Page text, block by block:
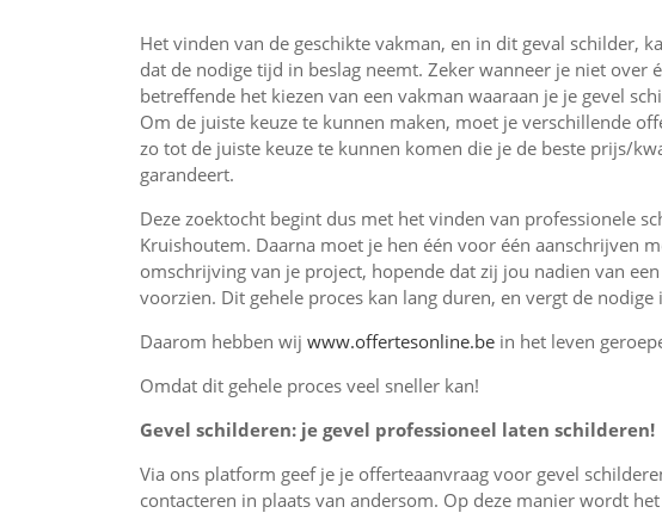
Het vinden van de geschikte vakman, en in dit geval schilder,
dat de nodige tijd in beslag neemt. Zeker wanneer je niet over
betreffende het kiezen van een vakman waaraan je je gevel
Om de juiste keuze te kunnen maken, moet je verschillende
zo tot de juiste keuze te kunnen komen die je de beste prijs/
garandeert.
Deze zoektocht begint dus met het vinden van professionele
Kruishoutem. Daarna moet je hen één voor één aanschrijven
omschrijving van je project, hopende dat zij jou nadien van
voorzien. Dit gehele proces kan lang duren, en vergt de nodige
Daarom hebben wij www.offertesonline.be in het leven
Omdat dit gehele proces veel sneller kan!
Gevel schilderen: je gevel professioneel laten schilderen!
Via ons platform geef je je offerteaanvraag voor gevel
contacteren in plaats van andersom. Op deze manier wordt